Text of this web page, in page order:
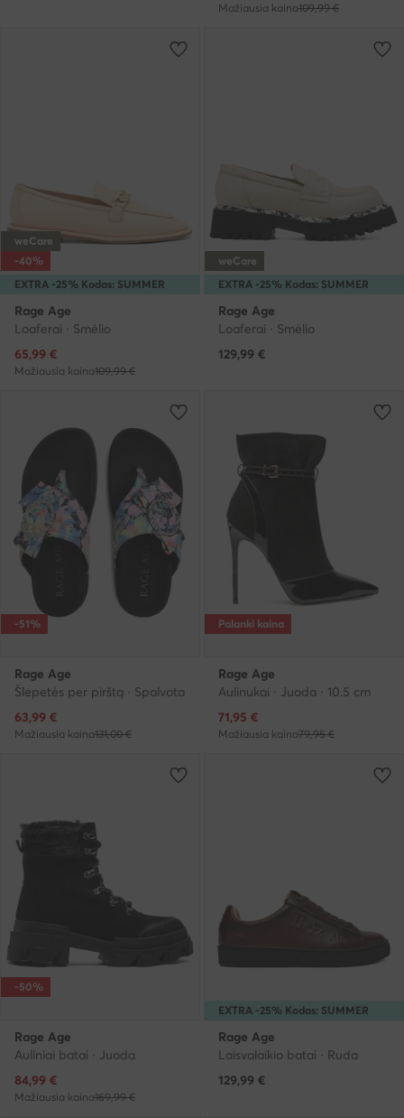
Mažiausia kaina109,99 €
EXTRA -25% Kodas: SUMMER
weCare
-40%
Rage Age
Loaferai · Smėlio
Dabartinė kaina
65,99 €
Mažiausia kaina109,99 €
EXTRA -25% Kodas: SUMMER
weCare
Rage Age
Loaferai · Smėlio
129,99 €
-51%
Rage Age
Šlepetės per pirštą · Spalvota
Dabartinė kaina
63,99 €
Mažiausia kaina131,00 €
Palanki kaina
Rage Age
Aulinukai · Juoda · 10.5 cm
Dabartinė kaina
71,95 €
Mažiausia kaina79,95 €
-50%
Rage Age
Auliniai batai · Juoda
Dabartinė kaina
84,99 €
Mažiausia kaina169,99 €
EXTRA -25% Kodas: SUMMER
Rage Age
Laisvalaikio batai · Ruda
129,99 €